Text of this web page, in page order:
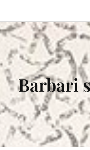
Barbari